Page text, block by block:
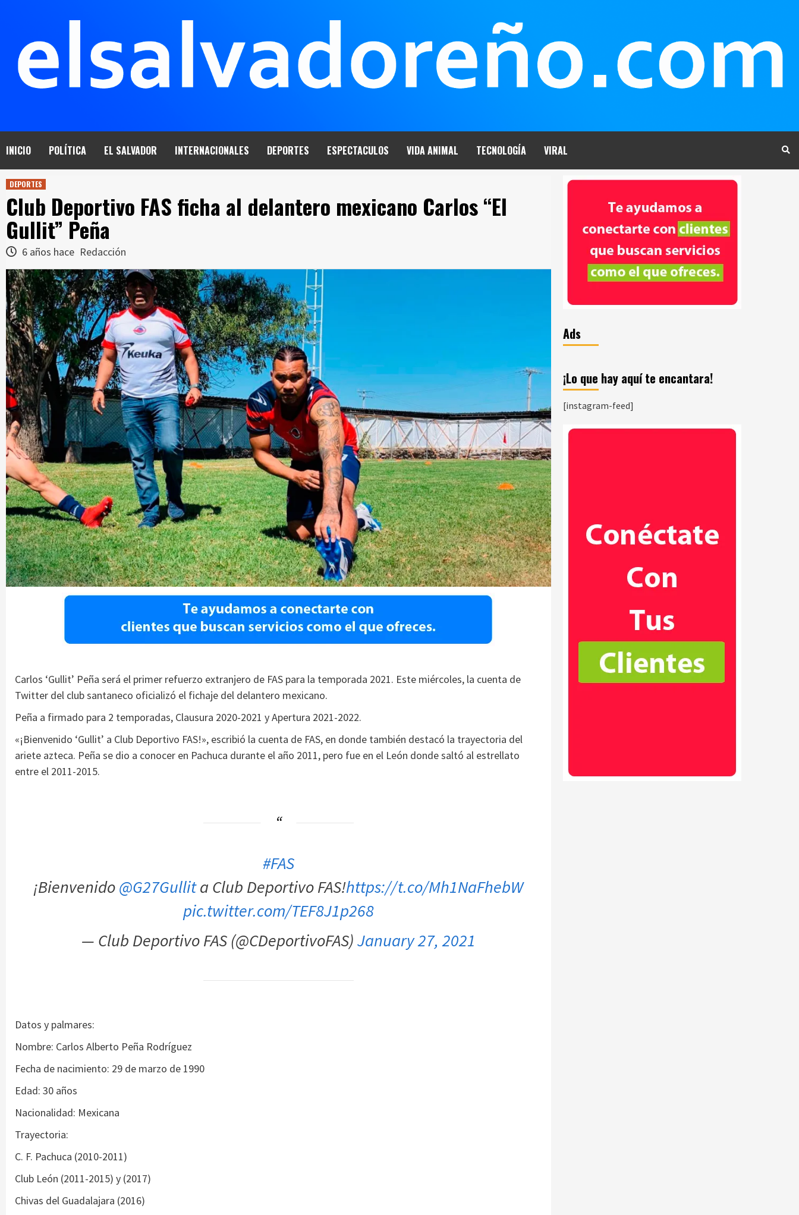
INICIO POLÍTICA EL SALVADOR INTERNACIONALES DEPORTES ESPECTACULOS VIDA ANIMAL TECNOLOGÍA VIRAL
DEPORTES
Club Deportivo FAS ficha al delantero mexicano Carlos “El
Gullit” Peña
6 años hace Redacción
Carlos ‘Gullit’ Peña será el primer refuerzo extranjero de FAS para la temporada 2021. Este miércoles, la cuenta de
Twitter del club santaneco oficializó el fichaje del delantero mexicano.
Peña a firmado para 2 temporadas, Clausura 2020-2021 y Apertura 2021-2022.
«¡Bienvenido ‘Gullit’ a Club Deportivo FAS!», escribió la cuenta de FAS, en donde también destacó la trayectoria del
ariete azteca. Peña se dio a conocer en Pachuca durante el año 2011, pero fue en el León donde saltó al estrellato
entre el 2011-2015.
#FAS
¡Bienvenido@G27Gullita Club Deportivo FAS!https://t.co/Mh1NaFhebW
pic.twitter.com/TEF8J1p268
— Club Deportivo FAS (@CDeportivoFAS)January 27, 2021
Datos y palmares:
Nombre: Carlos Alberto Peña Rodríguez
Fecha de nacimiento: 29 de marzo de 1990
Edad: 30 años
Nacionalidad: Mexicana
Trayectoria:
C. F. Pachuca (2010-2011)
Club León (2011-2015) y (2017)
Chivas del Guadalajara (2016)
Ads
¡Lo que hay aquí te encantara!
[instagram-feed]